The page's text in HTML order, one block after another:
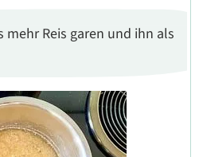
mehr Reis garen und ihn als